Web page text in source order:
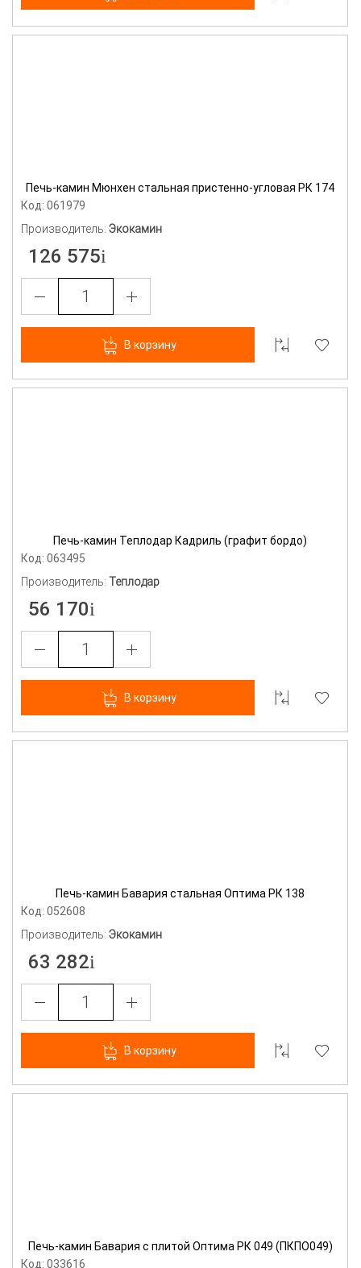
Печь-камин Мюнхен стальная пристенно-угловая РК 174
Код: 061979
Производитель: Экокамин
126 575
В корзину
Печь-камин Теплодар Кадриль (графит бордо)
Код: 063495
Производитель: Теплодар
56 170
В корзину
Печь-камин Бавария стальная Оптима РК 138
Код: 052608
Производитель: Экокамин
63 282
В корзину
Печь-камин Бавария с плитой Оптима РК 049 (ПКПО049)
Код: 033616